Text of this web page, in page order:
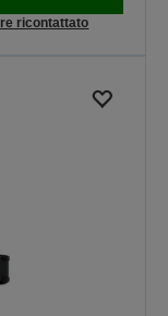
ricontattato